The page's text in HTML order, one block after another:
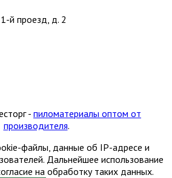
й проезд, д. 2
- пиломатериалы оптом от
производителя.
файлы, данные об IP-адресе и
Дальнейшее использование
на обработку таких данных.